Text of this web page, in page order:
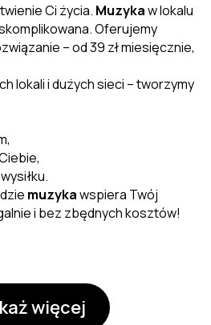
Ci życia. Muzykaw lokalu
Oferujemy
– od 39 zł miesięcznie,
lokali i dużych sieci – tworzymy
muzykawspiera Twój
i bez zbędnych kosztów!
więcej